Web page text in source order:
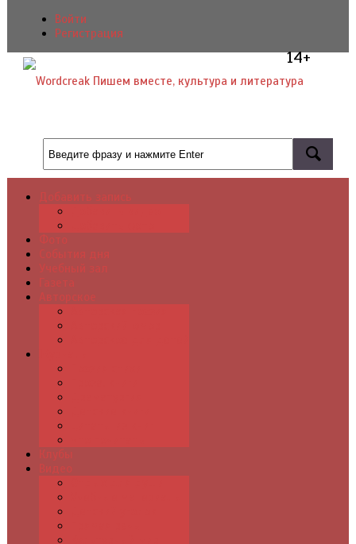
Войти
Регистрация
Добавить запись
Фото
События дня
Учебный зал
Газета
Авторское
Клубы
Видео
14+